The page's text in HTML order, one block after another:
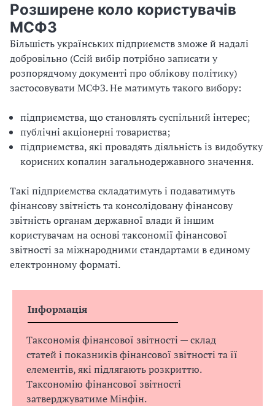
Розширене коло користувачів
МСФЗ
Більшість українських підприємств зможе й надалі
добровільно (Сcій вибір потрібно записати у
розпорядчому документі про облікову політику)
застосовувати МСФЗ. Не матимуть такого вибору:
підприємства, що становлять суспільний інтерес;
публічні акціонерні товариства;
підприємства, які провадять діяльність із видобутку
корисних копалин загальнодержавного значення.
Такі підприємства складатимуть і подаватимуть
фінансову звітність та консолідовану фінансову
звітність органам державної влади й іншим
користувачам на основі таксономії фінансової
звітності за міжнародними стандартами в єдиному
електронному форматі.
Інформація
Таксономія фінансової звітності — склад
статей і показників фінансової звітності та її
елементів, які підлягають розкриттю.
Таксономію фінансової звітності
затверджуватиме Мінфін.